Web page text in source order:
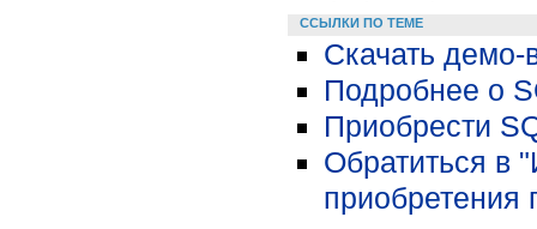
ССЫЛКИ ПО ТЕМЕ
Скачать
Подробнее о
Приобрести
Обратиться в
приобретения